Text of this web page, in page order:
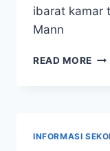
ibarat kamar
Mann
READ MORE
INFORMASI